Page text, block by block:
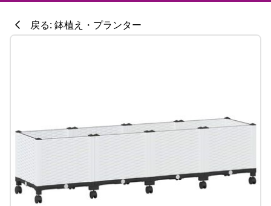
戻る: 鉢植え・プランター